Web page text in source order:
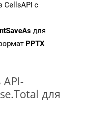
CellsAPI с
для
PPTX
для